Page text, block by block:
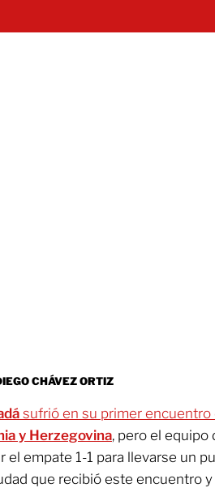
CHÁVEZ ORTIZ
sufrió en su primer encuentro
y Herzegovina, pero el equipo
el empate 1-1 para llevarse un
que recibió este encuentro